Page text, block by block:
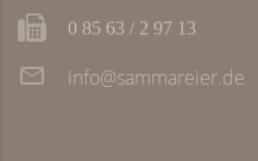
0 85 63 / 2 97 13
info@sammareier.de